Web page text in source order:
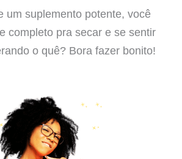
um suplemento potente, você
completo pra secar e se sentir
o quê? Bora fazer bonito!